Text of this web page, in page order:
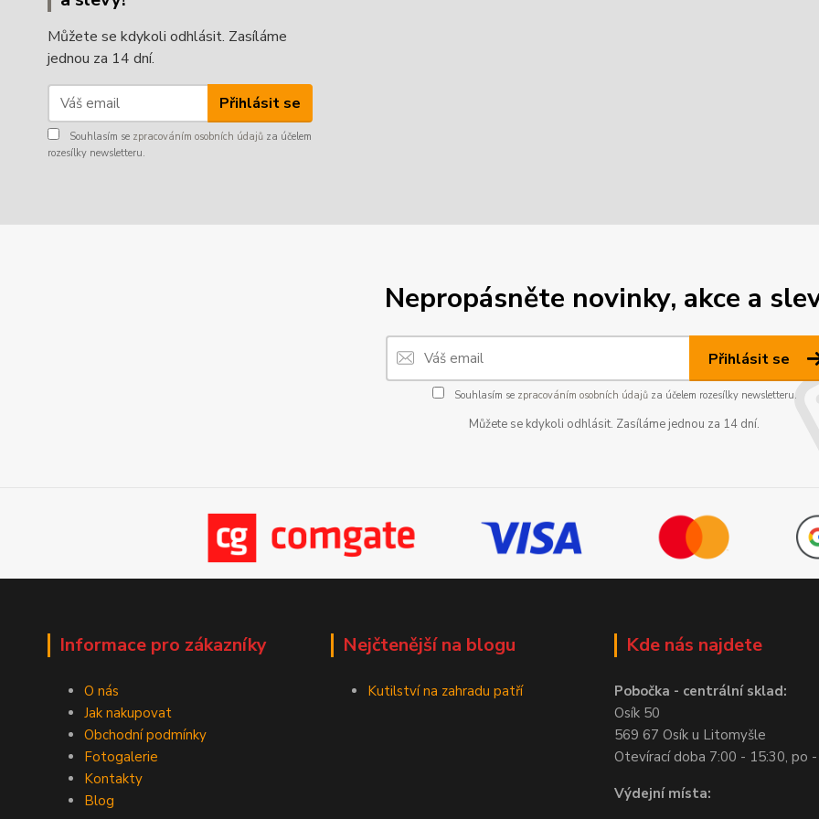
Můžete se kdykoli odhlásit. Zasíláme
jednou za 14 dní.
Přihlásit se
Souhlasím se zpracováním osobních údajů za účelem
rozesílky newsletteru.
Nepropásněte novinky, akce a
Přihlásit se
Souhlasím se zpracováním osobních údajůza účelem rozesílky newsletteru.
Můžete se kdykoli odhlásit. Zasíláme jednou za 14 dní.
Informace pro zákazníky
O nás
Jak nakupovat
Obchodní podmínky
Fotogalerie
Kontakty
Blog
Nejčtenější na blogu
Kutilství na zahradu patří
Kde nás najdete
Pobočka - centrální sklad:
Osík 50
569 67 Osík u Litomyšle
Otevírací doba 7:00 - 15:30, po
Výdejní místa: